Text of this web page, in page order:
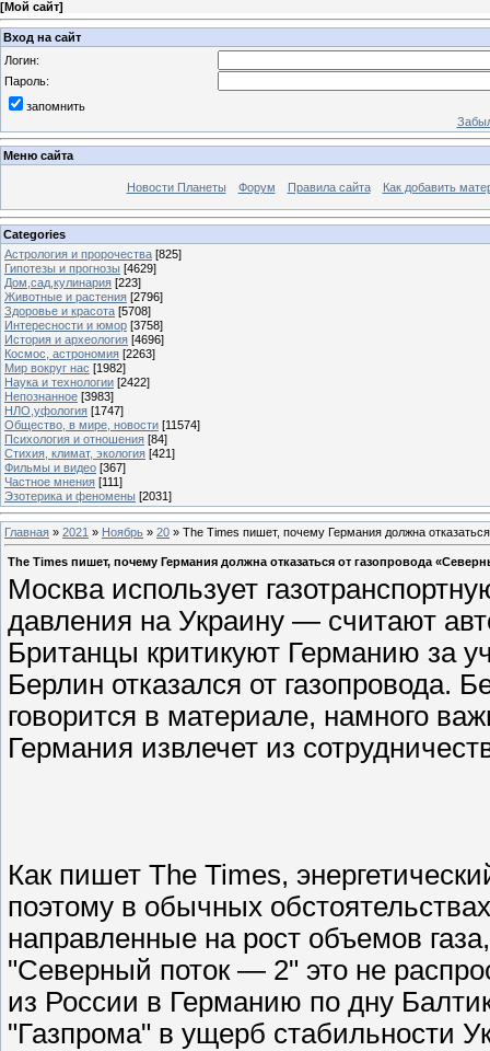
[Мой сайт]
Вход на сайт
Логин:
Пароль:
запомнить
Меню сайта
Новости Планеты Форум Правила сайта Как добавить
Categories
Астрология и пророчества [825]
Гипотезы и прогнозы [4629]
Дом,сад,кулинария [223]
Животные и растения [2796]
Здоровье и красота [5708]
Интересности и юмор [3758]
История и археология [4696]
Космос, астрономия [2263]
Мир вокруг нас [1982]
Наука и технологии [2422]
Непознанное [3983]
НЛО,уфология [1747]
Общество, в мире, новости [11574]
Психология и отношения [84]
Стихия, климат, экология [421]
Фильмы и видео [367]
Частное мнения [111]
Эзотерика и феномены [2031]
Главная » 2021 » Ноябрь » 20 » The Times пишет, почему Германия должна
The Times пишет, почему Германия должна отказаться от газопровода
Москва использует
давления на Украину — считают
Британцы критикуют Германию за
Берлин отказался от газопровода.
говорится в материале, намного
Германия извлечет из
Как пишет The Times,
поэтому в обычных
направленные на рост объемов
"Северный поток — 2" это не
из России в Германию по дну
"Газпрома" в ущерб стабильности